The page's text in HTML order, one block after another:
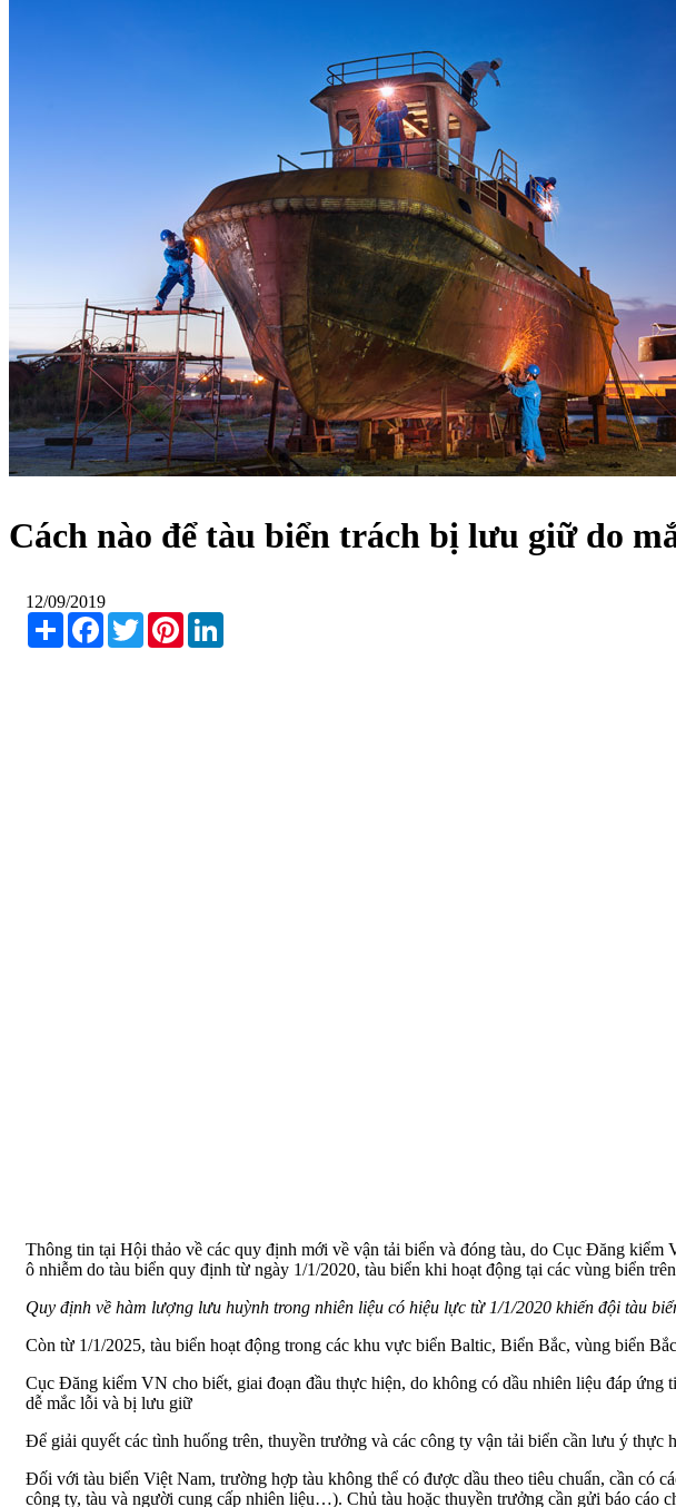
Cách nào để tàu biển trách bị lưu giữ do
12/09/2019
Share Facebook
TwitterPinterest
Thông tin tại Hội thảo về các quy định mới về vận tải biển và đóng tàu, do Cục Đăng
ô nhiễm do tàu biển quy định từ ngày 1/1/2020, tàu biển khi hoạt động tại các vùng biển
Quy định về hàm lượng lưu huỳnh trong nhiên liệu có hiệu lực từ 1/1/2020 khiến đội tàu
Còn từ 1/1/2025, tàu biển hoạt động trong các khu vực biển Baltic, Biển Bắc, vùng biển
Cục Đăng kiểm VN cho biết, giai đoạn đầu thực hiện, do không có dầu nhiên liệu đáp
dễ mắc lỗi và bị lưu giữ
Để giải quyết các tình huống trên, thuyền trưởng và các công ty vận tải biển cần lưu ý
Đối với tàu biển Việt Nam, trường hợp tàu không thể có được dầu theo tiêu chuẩn, cần có
công ty, tàu và người cung cấp nhiên liệu…). Chủ tàu hoặc thuyền trưởng cần gửi báo